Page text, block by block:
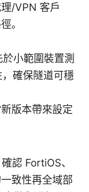
/VPN 客戶
。
小範圍裝置測
確保隧道可穩
版本帶來設定
認 FortiOS、
致性再全域部